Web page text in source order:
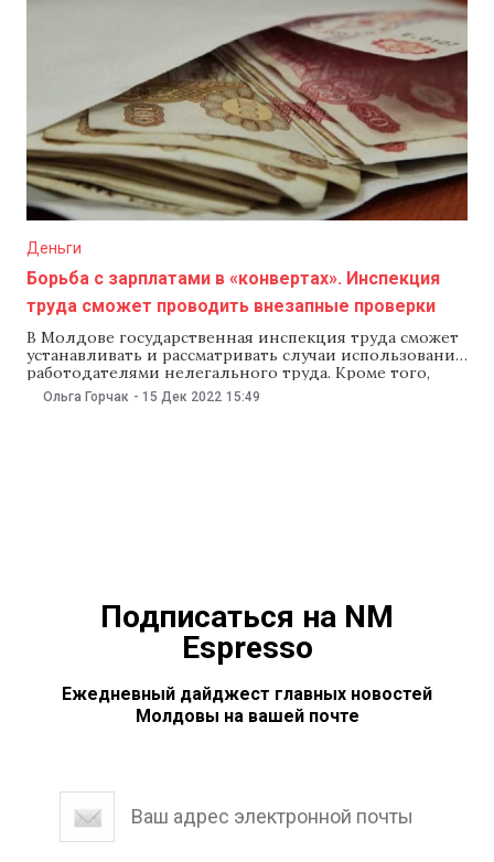
Деньги
Борьба с зарплатами в «конвертах». Инспекция
труда сможет проводить внезапные проверки
В Молдове государственная инспекция труда сможет
устанавливать и рассматривать случаи использования
работодателями нелегального труда. Кроме того,
инспекция сможет проводить внеплановые проверки,
если есть информация и доказательства выплаты
Ольга Горчак - 15 Дек 2022 15:49
Подписаться на NM
Espresso
Ежедневный дайджест главных новостей
Молдовы на вашей почте